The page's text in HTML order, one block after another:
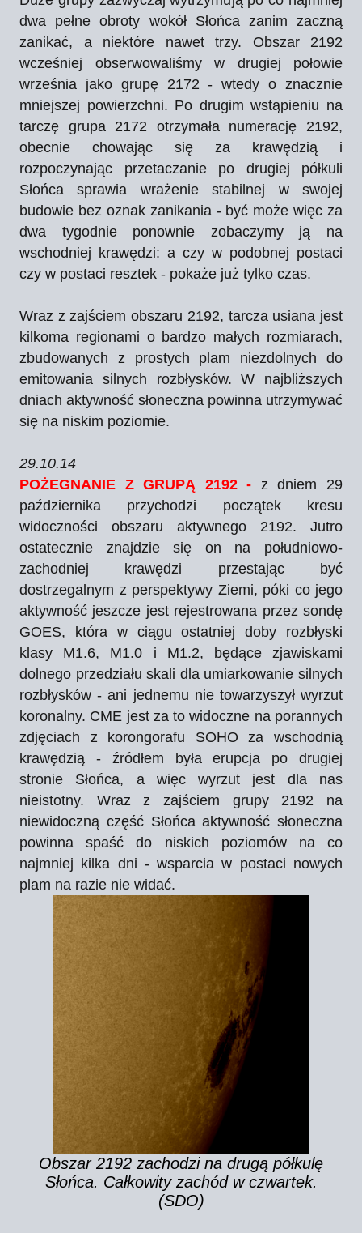
dwa pełne obroty wokół Słońca zanim zaczną
zanikać, a niektóre nawet trzy. Obszar 2192
wcześniej obserwowaliśmy w drugiej połowie
września jako grupę 2172 - wtedy o znacznie
mniejszej powierzchni. Po drugim wstąpieniu na
tarczę grupa 2172 otrzymała numerację 2192,
obecnie chowając się za krawędzią i
rozpoczynając przetaczanie po drugiej półkuli
Słońca sprawia wrażenie stabilnej w swojej
budowie bez oznak zanikania - być może więc za
dwa tygodnie ponownie zobaczymy ją na
wschodniej krawędzi: a czy w podobnej postaci
czy w postaci resztek - pokaże już tylko czas.
Wraz z zajściem obszaru 2192, tarcza usiana jest
kilkoma regionami o bardzo małych rozmiarach,
zbudowanych z prostych plam niezdolnych do
emitowania silnych rozbłysków. W najbliższych
dniach aktywność słoneczna powinna utrzymywać
się na niskim poziomie.
29.10.14
POŻEGNANIE Z GRUPĄ 2192 - z dniem 29
października przychodzi początek kresu
widoczności obszaru aktywnego 2192. Jutro
ostatecznie znajdzie się on na południowo-
zachodniej krawędzi przestając być
dostrzegalnym z perspektywy Ziemi, póki co jego
aktywność jeszcze jest rejestrowana przez sondę
GOES, która w ciągu ostatniej doby rozbłyski
klasy M1.6, M1.0 i M1.2, będące zjawiskami
dolnego przedziału skali dla umiarkowanie silnych
rozbłysków - ani jednemu nie towarzyszył wyrzut
koronalny. CME jest za to widoczne na porannych
zdjęciach z korongorafu SOHO za wschodnią
krawędzią - źródłem była erupcja po drugiej
stronie Słońca, a więc wyrzut jest dla nas
nieistotny. Wraz z zajściem grupy 2192 na
niewidoczną część Słońca aktywność słoneczna
powinna spaść do niskich poziomów na co
najmniej kilka dni - wsparcia w postaci nowych
plam na razie nie widać.
Obszar 2192 zachodzi na drugą półkulę
Słońca. Całkowity zachód w czwartek.
(SDO)